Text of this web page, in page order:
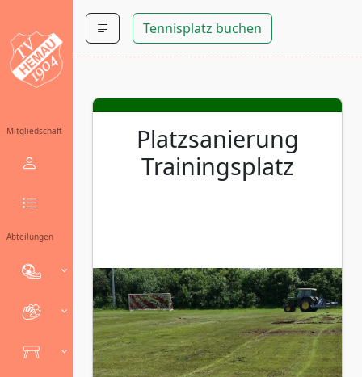
Mitgliedschaft
Abteilungen
Tennisplatz buchen
Platzsanierung
Trainingsplatz